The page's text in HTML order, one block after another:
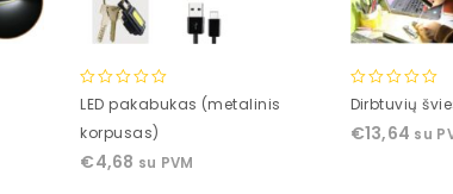
0
of
5
LED pakabukas (metalinis
korpusas)
€4,68 su PVM
0
of
Dirbtuvių
€13,64 su